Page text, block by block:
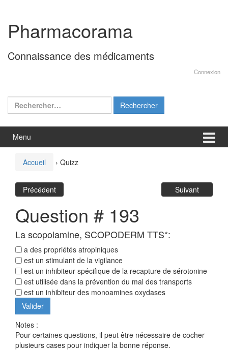
contenu
menu
principal
Pharmacorama
Connaissance des médicaments
Connexion
Rechercher :
Menu
Accueil › Quizz
Précédent Suivant
Question # 193
La scopolamine, SCOPODERM TTS*:
a des propriétés atropiniques
est un stimulant de la vigilance
est un inhibiteur spécifique de la recapture de sérotonine
est utilisée dans la prévention du mal des transports
est un inhibiteur des monoamines oxydases
Notes :
Pour certaines questions, il peut être nécessaire de cocher
plusieurs cases pour indiquer la bonne réponse.